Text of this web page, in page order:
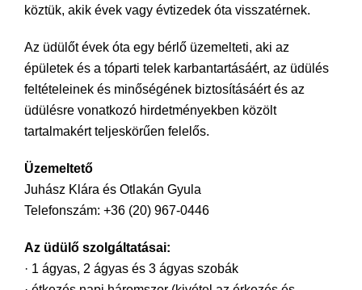
köztük, akik évek vagy évtizedek óta visszatérnek.
Az üdülőt évek óta egy bérlő üzemelteti, aki az
épületek és a tóparti telek karbantartásáért, az üdülés
feltételeinek és minőségének biztosításáért és az
üdülésre vonatkozó hirdetményekben közölt
tartalmakért teljeskörűen felelős.
Üzemeltető
Juhász Klára és Otlakán Gyula
Telefonszám: +36 (20) 967-0446
Az üdülő szolgáltatásai:
· 1 ágyas, 2 ágyas és 3 ágyas szobák